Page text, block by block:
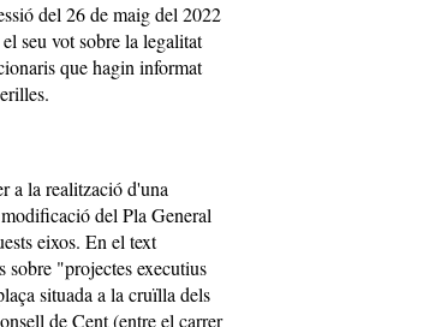
del 26 de maig del 2022
seu vot sobre la legalitat
que hagin informat
a la realització d'una
del Pla General
eixos. En el text
sobre "projectes executius
situada a la cruïlla dels
de Cent (entre el carrer